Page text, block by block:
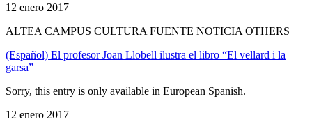
12 enero 2017
ALTEA CAMPUS CULTURA FUENTE NOTICIA OTHERS
(Español) El profesor Joan Llobell ilustra el libro “El vellard i la
garsa”
Sorry, this entry is only available in European Spanish.
12 enero 2017